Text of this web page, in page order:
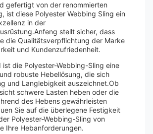
gefertigt von der renommierten
ist diese Polyester Webbing Sling ein
in der
stellt sicher, dass
die Qualitätsverpflichtung der Marke
und Kundenzufriedenheit.
ist die Polyester-Webbing-Sling eine
robuste Hebellösung, die sich
und Langlebigkeit auszeichnet.Ob
schwere Lasten heben oder die
des Hebens gewährleisten
Sie auf die überlegene Festigkeit
Polyester-Webbing-Sling von
Ihre Hebanforderungen.